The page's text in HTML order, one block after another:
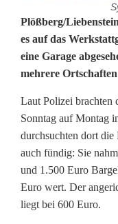
D
i
e
b
e
s
z
u
Plößberg/
es auf das
eine Garage
mehrere
Laut Polizei brachten
Sonntag auf Montag
durchsuchten dort
auch fündig: Sie
und 1.500 Euro
Euro wert. Der
liegt bei 600 Euro.